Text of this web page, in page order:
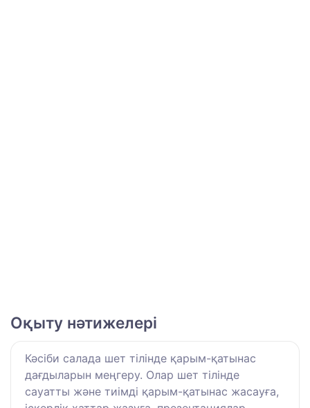
Оқыту нәтижелері
Кәсіби салада шет тілінде қарым-қатынас
дағдыларын меңгеру. Олар шет тілінде
сауатты және тиімді қарым-қатынас жасауға,